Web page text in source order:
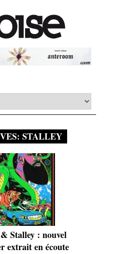
STALLEY
Stalley : nouvel
extrait en écoute